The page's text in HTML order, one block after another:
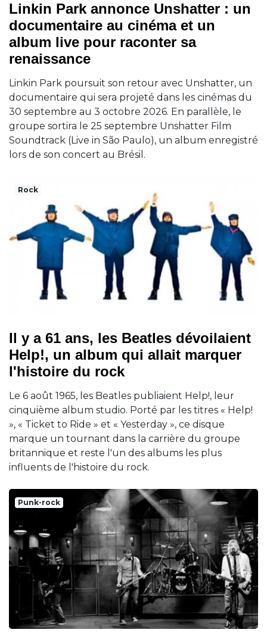
Linkin Park annonce Unshatter : un
documentaire au cinéma et un
album live pour raconter sa
renaissance
Linkin Park poursuit son retour avec Unshatter, un
documentaire qui sera projeté dans les cinémas du
30 septembre au 3 octobre 2026. En parallèle, le
groupe sortira le 25 septembre Unshatter Film
Soundtrack (Live in São Paulo), un album enregistré
lors de son concert au Brésil.
Rock
Il y a 61 ans, les Beatles dévoilaient
Help!, un album qui allait marquer
l'histoire du rock
Le 6 août 1965, les Beatles publiaient Help!, leur
cinquième album studio. Porté par les titres « Help!
», « Ticket to Ride » et « Yesterday », ce disque
marque un tournant dans la carrière du groupe
britannique et reste l'un des albums les plus
influents de l'histoire du rock.
Punk-rock